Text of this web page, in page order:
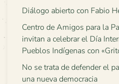
Diálogo abierto con Fabio
Centro de Amigos para la
invitan a celebrar el Día
Pueblos Indígenas con
No se trata de defender el
una nueva democracia